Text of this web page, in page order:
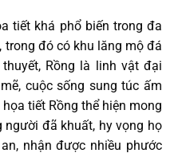
tiết khá phổ biến trong đa
trong đó có khu lăng mộ đá
Rồng là linh vật đại
cuộc sống sung túc ấm
tiết Rồng thể hiện mong
đã khuất, hy vọng họ
nhận được nhiều phước